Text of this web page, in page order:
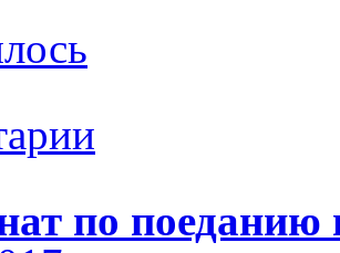
по поеданию